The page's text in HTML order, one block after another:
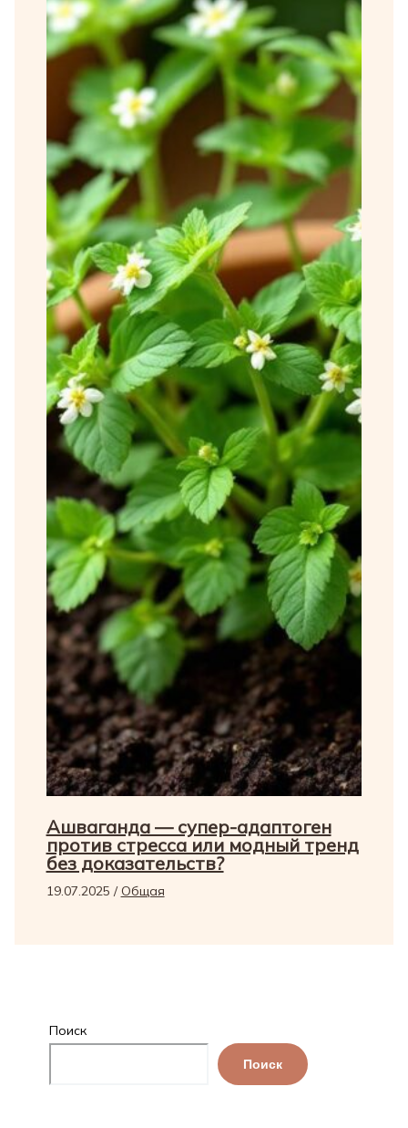
Ашваганда — супер-адаптоген
против стресса или модный тренд
без доказательств?
19.07.2025 / Общая
Поиск
Поиск